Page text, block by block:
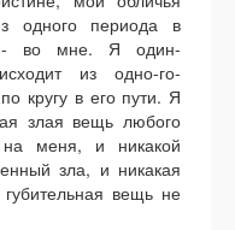
одного периода в
во мне. Я один-
из одно-го-
кругу в его пути. Я
злая вещь любого
меня, и никакой
зла, и никакая
вещь не